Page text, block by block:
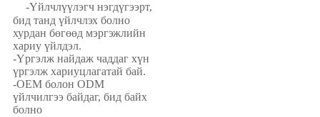
-Үйлчлүүлэгч нэгдүгээрт,
бид танд үйлчлэх болно
хурдан бөгөөд мэргэжлийн
хариу үйлдэл.
-Үргэлж найдаж чаддаг хүн
үргэлж хариуцлагатай бай.
-OEM болон ODM
үйлчилгээ байдаг, бид байх
болно